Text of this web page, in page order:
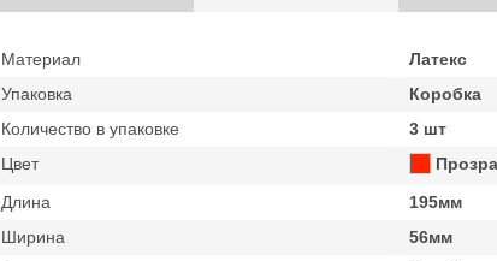
Материал
Латекс
Упаковка
Коробка
Количество в упаковке
3 шт
Цвет
Длина
195мм
Ширина
56мм